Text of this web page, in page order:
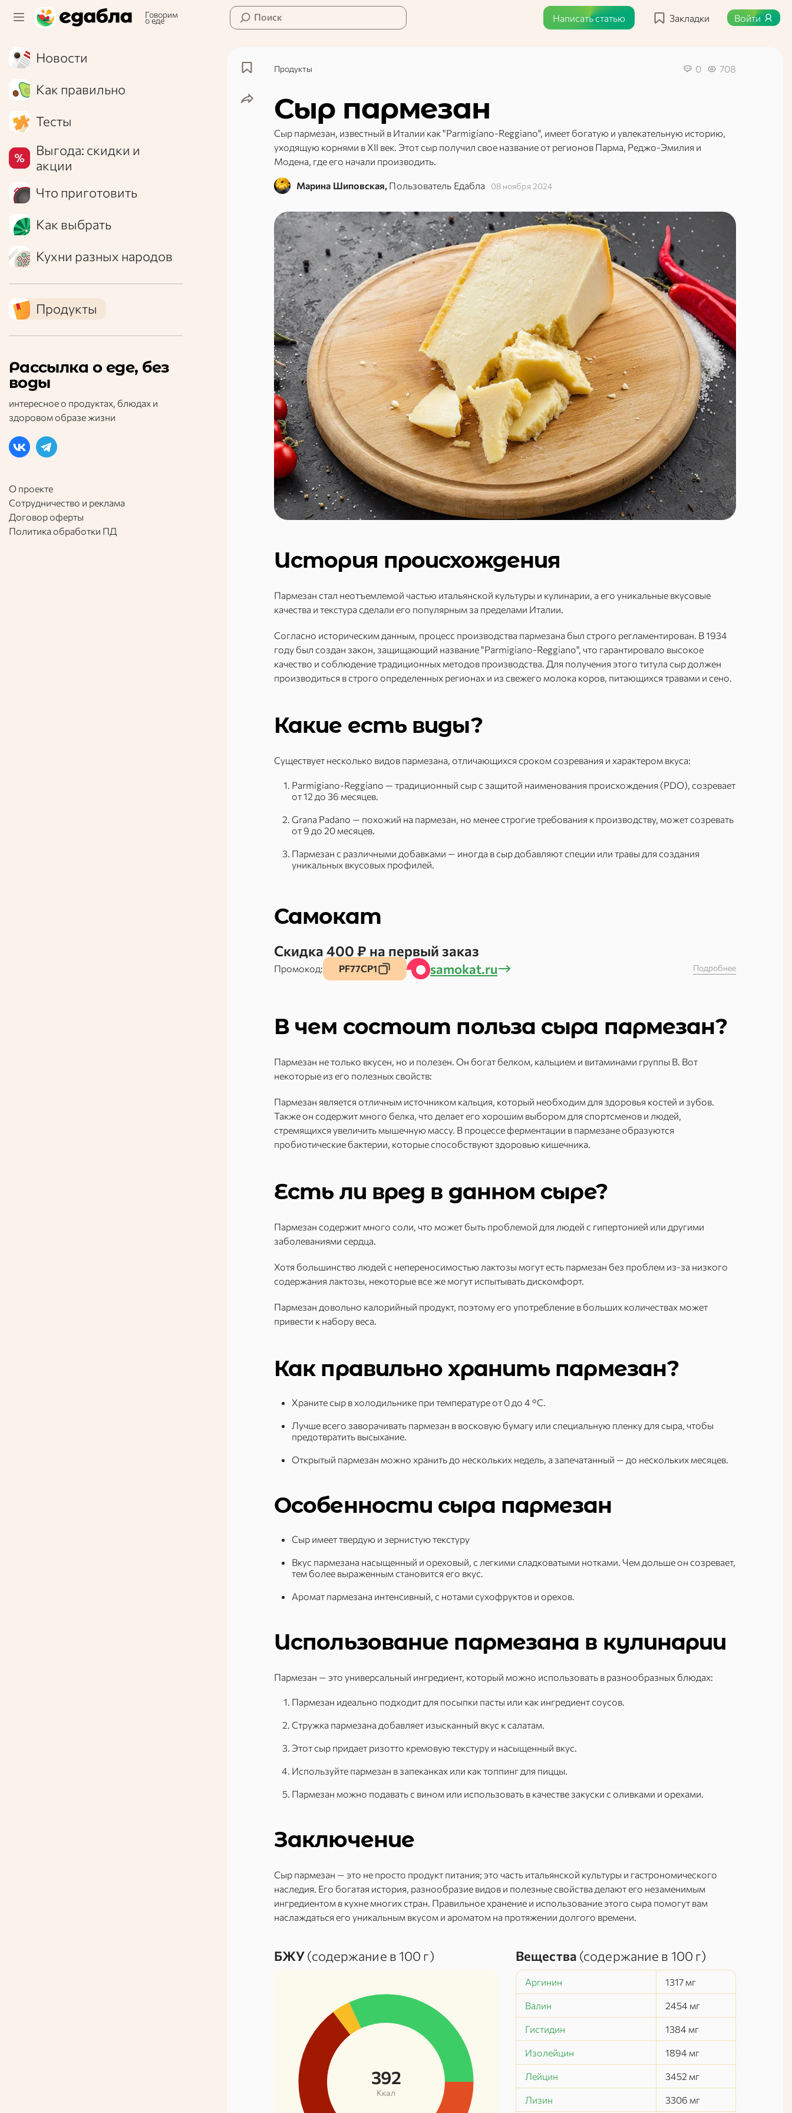
Говорим
о еде Поиск Написать статью Закладки Войти
Новости
Как правильно
Тесты
Выгода: скидки и
акции
Что приготовить
Как выбрать
Кухни разных народов
Продукты
Рассылка о еде, без
воды
интересное о продуктах, блюдах и
здоровом образе жизни
О проекте
Сотрудничество и реклама
Договор оферты
Политика обработки ПД
Продукты 0 708
Сыр пармезан
Сыр пармезан, известный в Италии как "Parmigiano-Reggiano", имеет богатую и увлекательную историю,
уходящую корнями в XII век. Этот сыр получил свое название от регионов Парма, Реджо-Эмилия и
Модена, где его начали производить.
Марина Шиповская, Пользователь Едабла 08 ноября 2024
История происхождения
Пармезан стал неотъемлемой частью итальянской культуры и кулинарии, а его уникальные вкусовые
качества и текстура сделали его популярным за пределами Италии.
Согласно историческим данным, процесс производства пармезана был строго регламентирован. В 1934
году был создан закон, защищающий название "Parmigiano-Reggiano", что гарантировало высокое
качество и соблюдение традиционных методов производства. Для получения этого титула сыр должен
производиться в строго определенных регионах и из свежего молока коров, питающихся травами и сено.
Какие есть виды?
Существует несколько видов пармезана, отличающихся сроком созревания и характером вкуса:
Parmigiano-Reggiano — традиционный сыр с защитой наименования происхождения (PDO), созревает
от 12 до 36 месяцев.
Grana Padano — похожий на пармезан, но менее строгие требования к производству, может созревать
от 9 до 20 месяцев.
Пармезан с различными добавками — иногда в сыр добавляют специи или травы для создания
уникальных вкусовых профилей.
Самокат
Скидка 400 ₽ на первый заказ
Промокод: PF77CP1 samokat.ru Подробнее
В чем состоит польза сыра пармезан?
Пармезан не только вкусен, но и полезен. Он богат белком, кальцием и витаминами группы B. Вот
некоторые из его полезных свойств:
Пармезан является отличным источником кальция, который необходим для здоровья костей и зубов.
Также он содержит много белка, что делает его хорошим выбором для спортсменов и людей,
стремящихся увеличить мышечную массу. В процессе ферментации в пармезане образуются
пробиотические бактерии, которые способствуют здоровью кишечника.
Есть ли вред в данном сыре?
Пармезан содержит много соли, что может быть проблемой для людей с гипертонией или другими
заболеваниями сердца.
Хотя большинство людей с непереносимостью лактозы могут есть пармезан без проблем из-за низкого
содержания лактозы, некоторые все же могут испытывать дискомфорт.
Пармезан довольно калорийный продукт, поэтому его употребление в больших количествах может
привести к набору веса.
Как правильно хранить пармезан?
Храните сыр в холодильнике при температуре от 0 до 4 °C.
Лучше всего заворачивать пармезан в восковую бумагу или специальную пленку для сыра, чтобы
предотвратить высыхание.
Открытый пармезан можно хранить до нескольких недель, а запечатанный — до нескольких месяцев.
Особенности сыра пармезан
Сыр имеет твердую и зернистую текстуру
Вкус пармезана насыщенный и ореховый, с легкими сладковатыми нотками. Чем дольше он созревает,
тем более выраженным становится его вкус.
Аромат пармезана интенсивный, с нотами сухофруктов и орехов.
Использование пармезана в кулинарии
Пармезан — это универсальный ингредиент, который можно использовать в разнообразных блюдах:
Пармезан идеально подходит для посыпки пасты или как ингредиент соусов.
Стружка пармезана добавляет изысканный вкус к салатам.
Этот сыр придает ризотто кремовую текстуру и насыщенный вкус.
Используйте пармезан в запеканках или как топпинг для пиццы.
Пармезан можно подавать с вином или использовать в качестве закуски с оливками и орехами.
Заключение
Сыр пармезан — это не просто продукт питания; это часть итальянской культуры и гастрономического
наследия. Его богатая история, разнообразие видов и полезные свойства делают его незаменимым
ингредиентом в кухне многих стран. Правильное хранение и использование этого сыра помогут вам
наслаждаться его уникальным вкусом и ароматом на протяжении долгого времени.
БЖУ(содержание в 100 г)
392
Ккал
Вещества (содержание в 100 г)
Аргинин 1317 мг
Валин 2454 мг
Гистидин 1384 мг
Изолейцин 1894 мг
Лейцин 3452 мг
Лизин 3306 мг